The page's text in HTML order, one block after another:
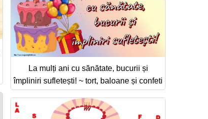
La mulți ani cu sănătate, bucurii și
împliniri sufletești! ~ tort, baloane și confeti